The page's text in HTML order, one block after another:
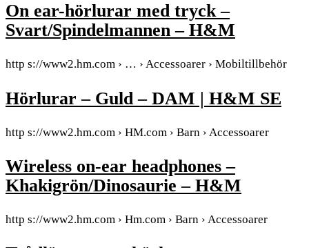
On ear-hörlurar med tryck –
Svart/Spindelmannen – H&M
http s://www2.hm.com › … › Accessoarer › Mobiltillbehör
Hörlurar – Guld – DAM | H&M SE
http s://www2.hm.com › HM.com › Barn › Accessoarer
Wireless on-ear headphones –
Khakigrön/Dinosaurie – H&M
http s://www2.hm.com › Hm.com › Barn › Accessoarer